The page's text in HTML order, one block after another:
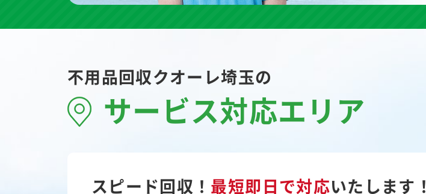
不用品回収クオーレ埼玉の
サービス対応エリア
スピード回収！ 最短即日で対応いたします！